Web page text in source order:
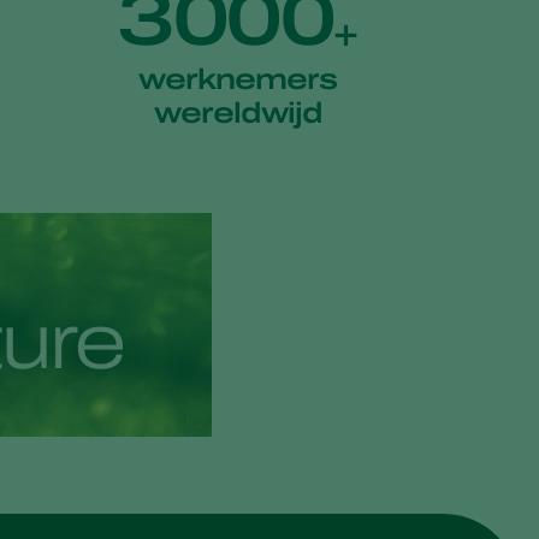
3000+
werknemers
wereldwijd
ure